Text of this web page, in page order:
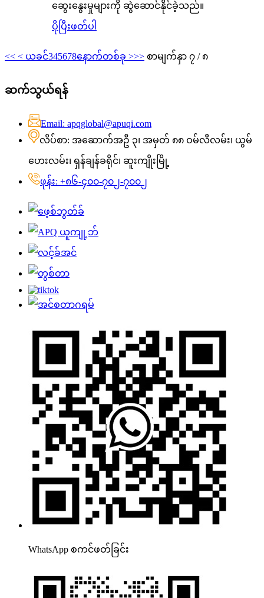
ဆွေးနွေးမှုများကို ဆွဲဆောင်နိုင်ခဲ့သည်။
ပိုပြီးဖတ်ပါ
<< < ယခင်345678နောက်တစ်ခု >>> စာမျက်နှာ ၇ / ၈
ဆက်သွယ်ရန်
Email: apqglobal@apuqi.com
လိပ်စာ: အဆောက်အဦ ၃၊ အမှတ် ၈၈ ဝမ်လီလမ်း၊ ယွမ်
ဟေးလမ်း၊ ရှန်ချန်ခရိုင်၊ ဆူးကျိုးမြို့
ဖုန်း: +၈၆-၄၀၀-၇၀၂-၇၀၀၂
WhatsApp စကင်ဖတ်ခြင်း